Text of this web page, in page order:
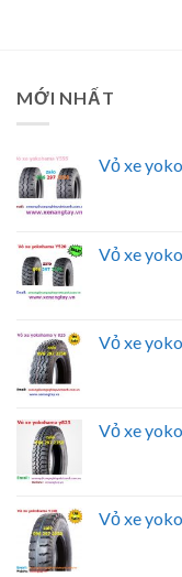
MỚI NHẤT
Vỏ xe
Vỏ xe
Vỏ xe
Vỏ xe
Vỏ xe